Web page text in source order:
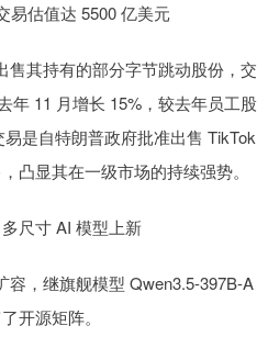
易估值达 5500 亿美元
售其持有的部分字节跳动股份，交
年 11 月增长 15%，较去年员工股
是自特朗普政府批准出售 TikTok
凸显其在一级市场的持续强势。
尺寸 AI 模型上新
容，继旗舰模型 Qwen3.5-397B-A
开源矩阵。